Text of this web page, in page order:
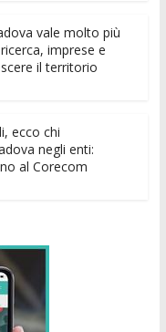
vale molto più
imprese e
il territorio
ecco chi
negli enti:
al Corecom